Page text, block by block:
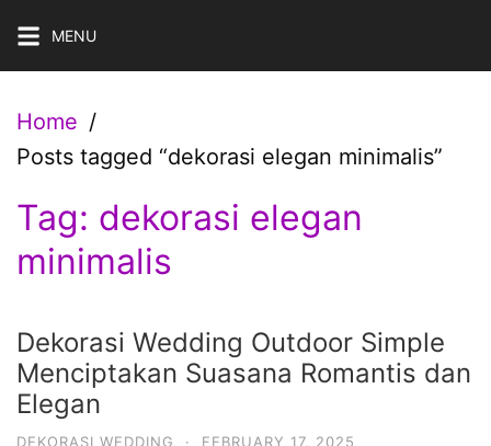
Skip
MENU
Home
Posts tagged “dekorasi elegan minimalis”
Tag: dekorasi elegan
minimalis
Dekorasi Wedding Outdoor Simple
Menciptakan Suasana Romantis dan
Elegan
DEKORASI WEDDING · FEBRUARY 17, 2025